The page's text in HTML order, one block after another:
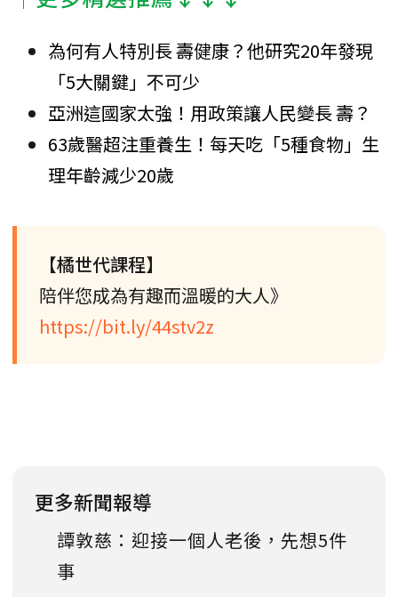
為何有人特別長 壽健康？他研究20年發現
「5大關鍵」不可少
亞洲這國家太強！用政策讓人民變長 壽？
63歲醫超注重養生！每天吃「5種食物」生
理年齡減少20歲
【橘世代課程】
陪伴您成為有趣而溫暖的大人》
https://bit.ly/44stv2z
更多新聞報導
譚敦慈：迎接一個人老後，先想5件
事